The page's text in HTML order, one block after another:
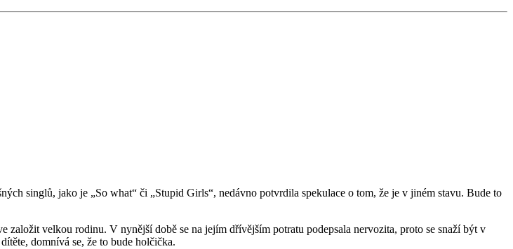
singlů, jako je „So what“ či „Stupid Girls“, nedávno potvrdila spekulace o tom, že je v jiném stavu. Bude to
založit velkou rodinu. V nynější době se na jejím dřívějším potratu podepsala nervozita, proto se snaží být v
domnívá se, že to bude holčička.